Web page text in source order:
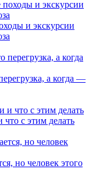
и экскурсии
а когда —
с этим делать
но человек этого